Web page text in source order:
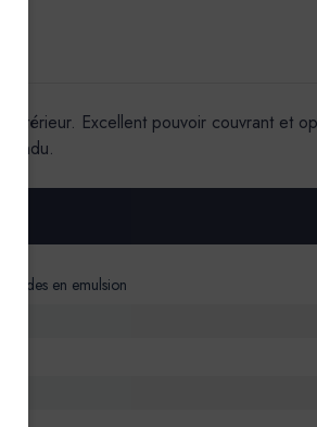
Excellent pouvoir couvrant et
tendu.
en emulsion